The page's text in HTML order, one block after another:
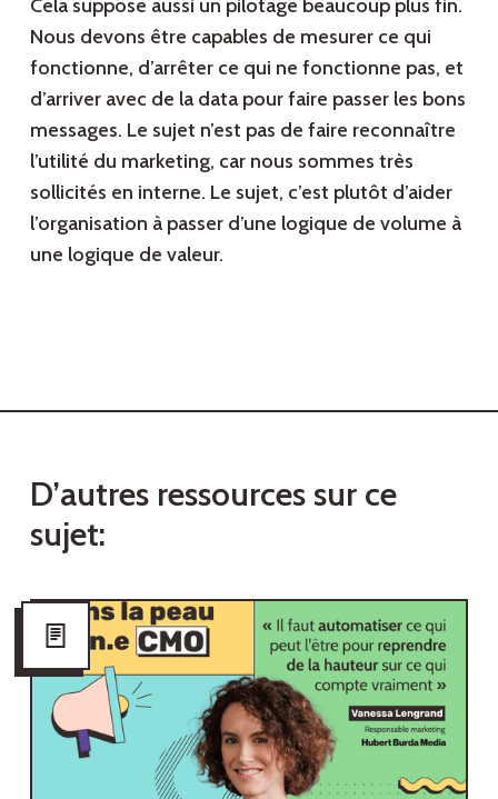
Cela suppose aussi un pilotage beaucoup plus fin.
Nous devons être capables de mesurer ce qui
fonctionne, d’arrêter ce qui ne fonctionne pas, et
d’arriver avec de la data pour faire passer les bons
messages. Le sujet n’est pas de faire reconnaître
l’utilité du marketing, car nous sommes très
sollicités en interne. Le sujet, c’est plutôt d’aider
l’organisation à passer d’une logique de volume à
une logique de valeur.
D’autres ressourcessur ce
sujet: